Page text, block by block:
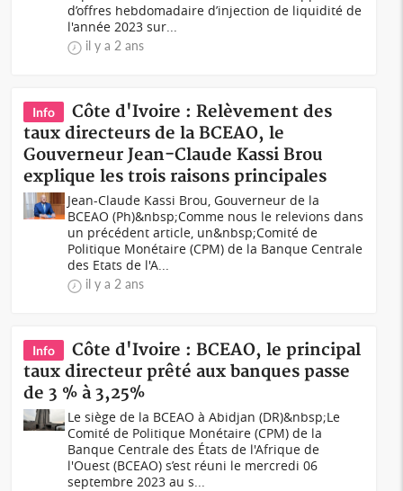
d’offres hebdomadaire d’injection de liquidité de
l'année 2023 sur...
il y a 2 ans
Info
Côte d'Ivoire : Relèvement des
taux directeurs de la BCEAO, le
Gouverneur Jean-Claude Kassi Brou
explique les trois raisons principales
Jean-Claude Kassi Brou, Gouverneur de la
BCEAO (Ph)&nbsp;Comme nous le relevions dans
un précédent article, un&nbsp;Comité de
Politique Monétaire (CPM) de la Banque Centrale
des Etats de l'A...
il y a 2 ans
Info
Côte d'Ivoire : BCEAO, le principal
taux directeur prêté aux banques passe
de 3 % à 3,25%
Le siège de la BCEAO à Abidjan (DR)&nbsp;Le
Comité de Politique Monétaire (CPM) de la
Banque Centrale des États de l'Afrique de
l'Ouest (BCEAO) s’est réuni le mercredi 06
septembre 2023 au s...